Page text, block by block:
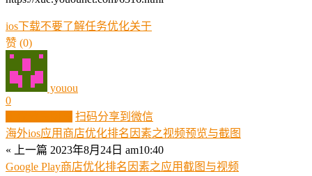
ios下载不要了解任务优化关于
赞 (0)
youou
0
扫码分享到微信
海外ios应用商店优化排名因素之视频预览与截图
« 上一篇 2023年8月24日 am10:40
Google Play商店优化排名因素之应用截图与视频